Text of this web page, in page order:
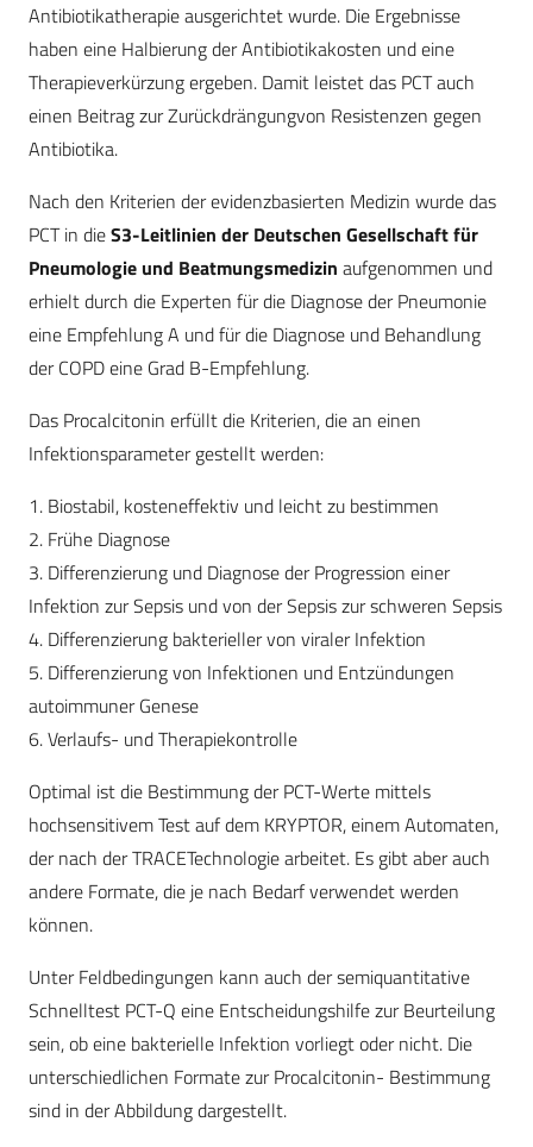
Antibiotikatherapie ausgerichtet wurde. Die Ergebnisse
haben eine Halbierung der Antibiotikakosten und eine
Therapieverkürzung ergeben. Damit leistet das PCT auch
einen Beitrag zur Zurückdrängungvon Resistenzen gegen
Antibiotika.
Nach den Kriterien der evidenzbasierten Medizin wurde das
PCT in dieS3-Leitlinien der Deutschen Gesellschaft für
Pneumologie und Beatmungsmedizin aufgenommen und
erhielt durch die Experten für die Diagnose der Pneumonie
eine Empfehlung A und für die Diagnose und Behandlung
der COPD eine Grad B-Empfehlung.
Das Procalcitonin erfüllt die Kriterien, die an einen
Infektionsparameter gestellt werden:
1. Biostabil, kosteneffektiv und leicht zu bestimmen
2. Frühe Diagnose
3. Differenzierung und Diagnose der Progression einer
Infektion zur Sepsis und von der Sepsis zur schweren Sepsis
4. Differenzierung bakterieller von viraler Infektion
5. Differenzierung von Infektionen und Entzündungen
autoimmuner Genese
6. Verlaufs- und Therapiekontrolle
Optimal ist die Bestimmung der PCT-Werte mittels
hochsensitivem Test auf dem KRYPTOR, einem Automaten,
der nach der TRACETechnologie arbeitet. Es gibt aber auch
andere Formate, die je nach Bedarf verwendet werden
können.
Unter Feldbedingungen kann auch der semiquantitative
Schnelltest PCT-Q eine Entscheidungshilfe zur Beurteilung
sein, ob eine bakterielle Infektion vorliegt oder nicht. Die
unterschiedlichen Formate zur Procalcitonin- Bestimmung
sind in der Abbildung dargestellt.